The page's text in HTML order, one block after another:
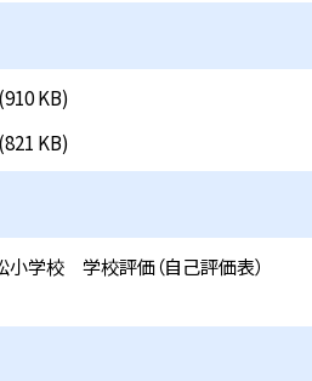
(910 KB)
(821 KB)
学校 学校評価（自己評価表）